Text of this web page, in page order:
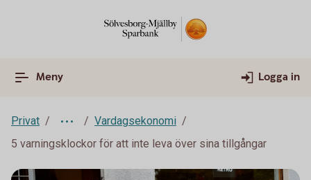
Meny Logga in
Privat
Vardagsekonomi
5 varningsklockor för att inte leva över sina tillgångar